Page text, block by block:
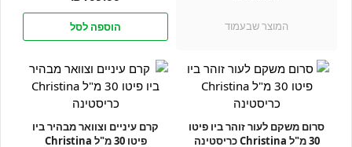
המוצר שבעמוד הוספה לסל
סרום משקם לעור זוהר ביו פיטו
30 מ"ל Christina כריסטינה
קרם עיניים וצוואר מבהיר ביו
פיטו 30 מ"ל Christina